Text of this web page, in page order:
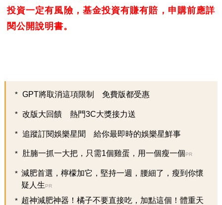
投資一定有風險，基金投資有賺有賠，申購前應詳
閱公開說明書。
GPT將取消這項限制 免費版都受惠
改版大回饋 熱門3C大獎接力送
追蹤訂閱娛樂星聞 給你最即時的娛樂星鮮事
肚腩一抓一大把，只需1個雞蛋，用一個瘦一個PR
減肥首選，檸檬加它，堅持一週，腰細了，瘦到你懷
疑人生PR
超神減肥神器！橘子不要直接吃，加點這個！體重天